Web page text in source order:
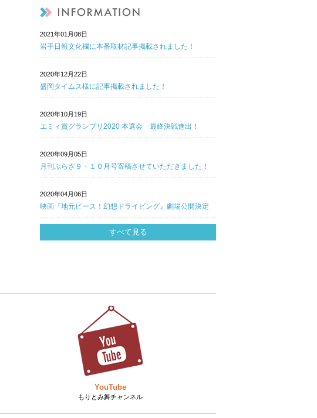
2021年01月08日
岩手日報文化欄に本番取材記事掲載されました！
2020年12月22日
盛岡タイムス様に記事掲載されました！
2020年10月19日
エミィ賞グランプリ2020 本選会 最終決戦進出！
2020年09月05日
月刊ぷらざ９・１０月号寄稿させていただきました！
2020年04月06日
映画『地元ピース！幻想ドライビング』劇場公開決定
すべて見る
YouTube
もりとみ舞チャンネル